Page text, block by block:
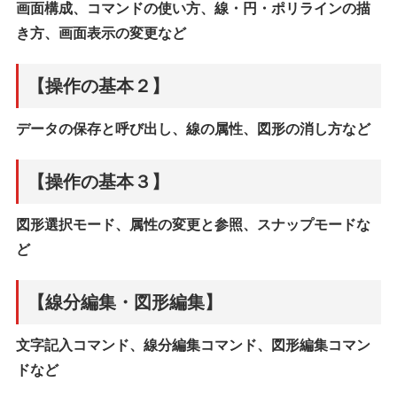
画面構成、コマンドの使い方、線・円・ポリラインの描
き方、画面表示の変更など
【操作の基本２】
データの保存と呼び出し、線の属性、図形の消し方など
【操作の基本３】
図形選択モード、属性の変更と参照、スナップモードな
ど
【線分編集・図形編集】
文字記入コマンド、線分編集コマンド、図形編集コマン
ドなど